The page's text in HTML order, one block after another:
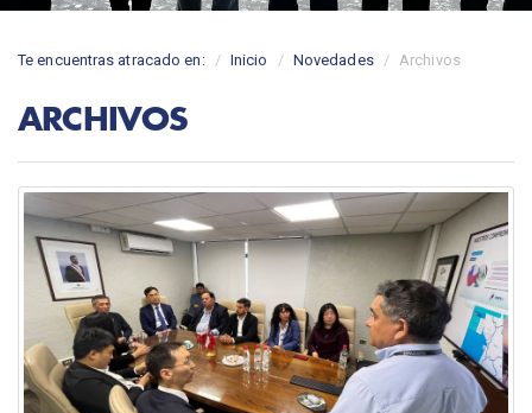
Te encuentras atracado en: Inicio Novedades Archivos
ARCHIVOS